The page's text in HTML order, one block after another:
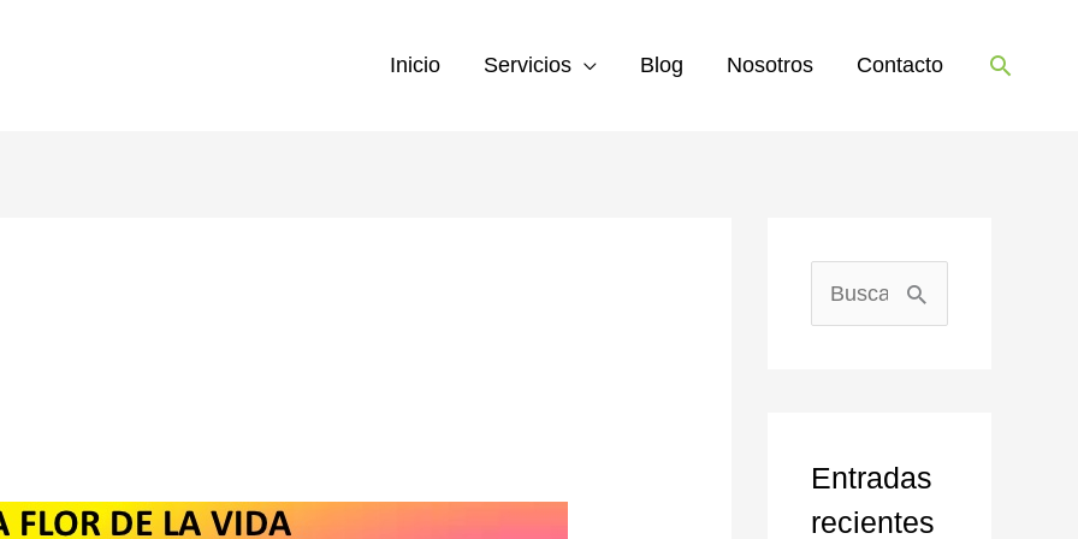
Inicio Servicios Blog Nosotros Contacto Buscar
a
r
Entradas
recientes